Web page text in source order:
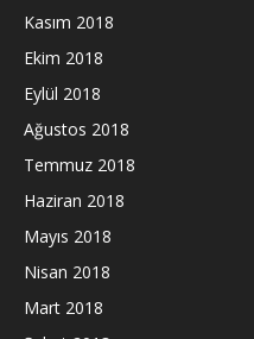
Kasım 2018
Ekim 2018
Eylül 2018
Ağustos 2018
Temmuz 2018
Haziran 2018
Mayıs 2018
Nisan 2018
Mart 2018